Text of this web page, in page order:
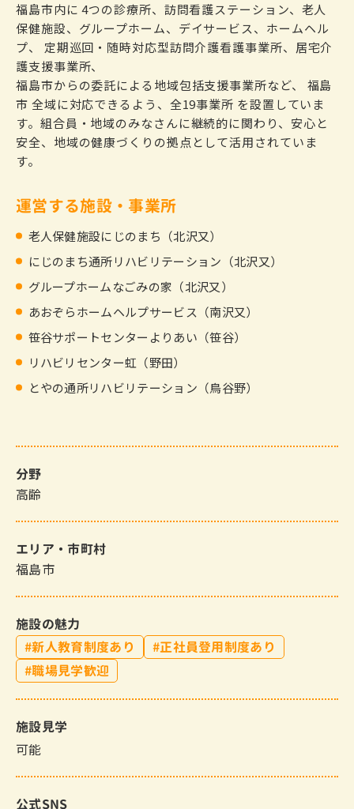
福島市内に 4つの診療所、訪問看護ステーション、老人
保健施設、グループホーム、デイサービス、ホームヘル
プ、 定期巡回・随時対応型訪問介護看護事業所、居宅介
護支援事業所、
福島市からの委託による地域包括支援事業所など、 福島
市 全域に対応できるよう、全19事業所 を設置していま
す。組合員・地域のみなさんに継続的に関わり、安心と
安全、地域の健康づくりの拠点として活用されていま
す。
運営する施設・事業所
老人保健施設にじのまち（北沢又）
にじのまち通所リハビリテーション（北沢又）
グループホームなごみの家（北沢又）
あおぞらホームヘルプサービス（南沢又）
笹谷サポートセンターよりあい（笹谷）
リハビリセンター虹（野田）
とやの通所リハビリテーション（鳥谷野）
分野
高齢
エリア・市町村
福島市
施設の魅力
新人教育制度あり
正社員登用制度あり
職場見学歓迎
施設見学
可能
公式SNS